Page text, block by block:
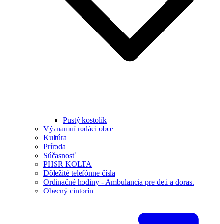
Pustý kostolík
Významní rodáci obce
Kultúra
Príroda
Súčasnosť
PHSR KOLTA
Dôležité telefónne čísla
Ordinačné hodiny - Ambulancia pre deti a dorast
Obecný cintorín